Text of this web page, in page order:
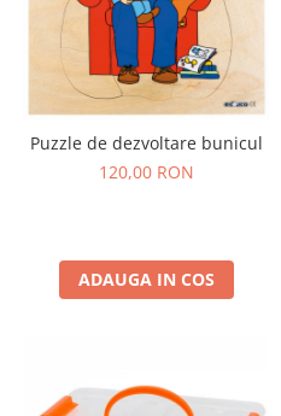
Puzzle de dezvoltare bunicul
120,00 RON
ADAUGA IN COS